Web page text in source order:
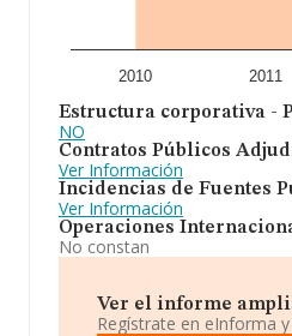
2010 2011
Estructura corporativa -
NO
Contratos Públicos
Ver Información
Incidencias de Fuentes
Ver Información
Operaciones
No constan
Ver el informe
Regístrate en eInforma